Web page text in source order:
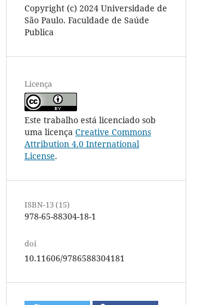
Copyright (c) 2024 Universidade de
São Paulo. Faculdade de Saúde
Publica
Licença
Este trabalho está licenciado sob
uma licença Creative Commons
Attribution 4.0 International
License.
ISBN-13 (15)
978-65-88304-18-1
doi
10.11606/9786588304181